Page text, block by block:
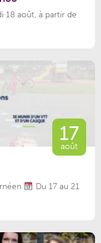
18 août, à partir de
17
août
Du 17 au 21